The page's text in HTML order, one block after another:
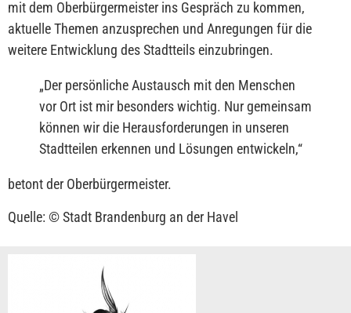
mit dem Oberbürgermeister ins Gespräch zu kommen,
aktuelle Themen anzusprechen und Anregungen für die
weitere Entwicklung des Stadtteils einzubringen.
„Der persönliche Austausch mit den Menschen
vor Ort ist mir besonders wichtig. Nur gemeinsam
können wir die Herausforderungen in unseren
Stadtteilen erkennen und Lösungen entwickeln,“
betont der Oberbürgermeister.
Quelle: © Stadt Brandenburg an der Havel